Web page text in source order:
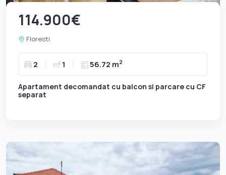
114.900€
Floresti
2 1 56.72 m2
Apartament decomandat cu balcon si parcare cu CF
separat